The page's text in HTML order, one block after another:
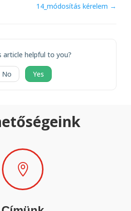
14_módosítás kérelem →
article helpful to you?
No Yes
